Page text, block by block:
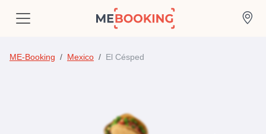
ME-Booking Mexico El Césped